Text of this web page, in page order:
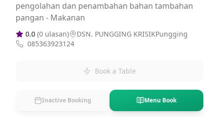
pengolahan dan penambahan bahan tambahan
pangan - Makanan
0.0 (0 ulasan)
DSN. PUNGGING KRISIKPungging
085363923124
Book a Table
Inactive Booking Menu Book